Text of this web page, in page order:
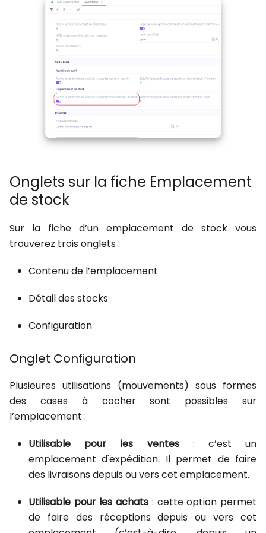
Onglets sur la fiche Emplacement
de stock
Sur la fiche d’un emplacement de stock vous
trouverez trois onglets :
Contenu de l’emplacement
Détail des stocks
Configuration
Onglet Configuration
Plusieures utilisations (mouvements) sous formes
des cases à cocher sont possibles sur
l’emplacement :
Utilisable pour les ventes: c’est un
emplacement d'expédition. Il permet de faire
des livraisons depuis ou vers cet emplacement.
Utilisable pour les achats : cette option permet
de faire des réceptions depuis ou vers cet